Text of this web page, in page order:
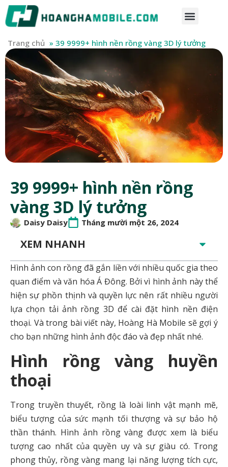
Trang chủ » 39 9999+ hình nền rồng vàng 3D lý tưởng
39 9999+ hình nền rồng
vàng 3D lý tưởng
Daisy Daisy Tháng mười một 26, 2024
XEM NHANH
Hình ảnh con rồng đã gắn liền với nhiều quốc gia theo
quan điểm và văn hóa Á Đông. Bởi vì hình ảnh này thể
hiện sự phồn thịnh và quyền lực nên rất nhiều người
lựa chọn tải ảnh rồng 3D để cài đặt hình nền điện
thoại. Và trong bài viết này, Hoàng Hà Mobile sẽ gợi ý
cho bạn những hình ảnh độc đáo và đẹp nhất nhé.
Hình rồng vàng huyền
thoại
Trong truyền thuyết, rồng là loài linh vật mạnh mẽ,
biểu tượng của sức mạnh tối thượng và sự bảo hộ
thần thánh. Hình ảnh rồng vàng được xem là biểu
tượng cao nhất của quyền uy và sự giàu có. Trong
phong thủy, rồng vàng mang lại năng lượng tích cực,